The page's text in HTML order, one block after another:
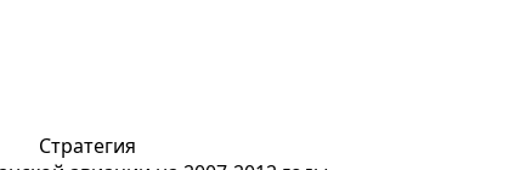
Стратегия